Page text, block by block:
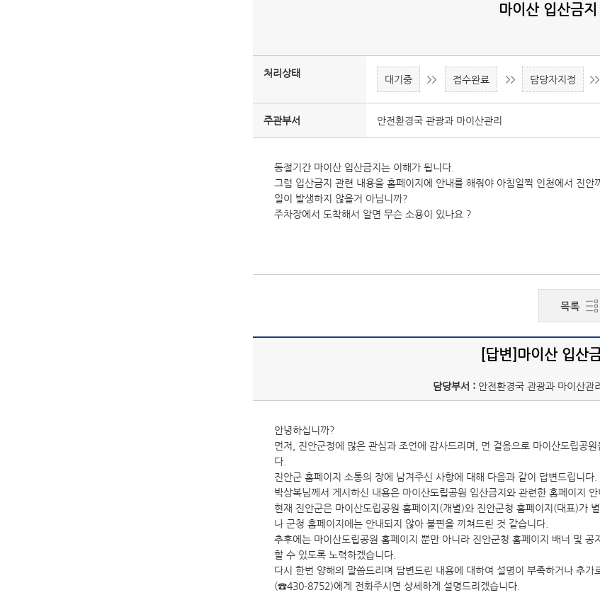
마이산 입산금
처리상태
대기중 접수완료 담당자지정
주관부서 안전환경국 관광과 마이산관리
동절기간 마이산 입산금지는 이해가 됩니다.
그럼 입산금지 관련 내용을 홈페이지에 안내를 해줘야 아침일찍 인천에서 진안
일이 발생하지 않을거 아닙니까?
주차장에서 도착해서 알면 무슨 소용이 있나요 ?
[답변]마이산 입산
담당부서 : 안전환경국 관광과 마이산관
안녕하십니까?
먼저, 진안군정에 많은 관심과 조언에 감사드리며, 먼 걸음으로 마이산도립공
다.
진안군 홈페이지 소통의 장에 남겨주신 사항에 대해 다음과 같이 답변드립니다.
박상복님께서 게시하신 내용은 마이산도립공원 입산금지와 관련한 홈페이지
현재 진안군은 마이산도립공원 홈페이지(개별)와 진안군청 홈페이지(대표)가
나 군청 홈페이지에는 안내되지 않아 불편을 끼쳐드린 것 같습니다.
추후에는 마이산도립공원 홈페이지 뿐만 아니라 진안군청 홈페이지 배너 및
할 수 있도록 노력하겠습니다.
다시 한번 양해의 말씀드리며 답변드린 내용에 대하여 설명이 부족하거나 추
(☎430-8752)에게 전화주시면 상세하게 설명드리겠습니다.